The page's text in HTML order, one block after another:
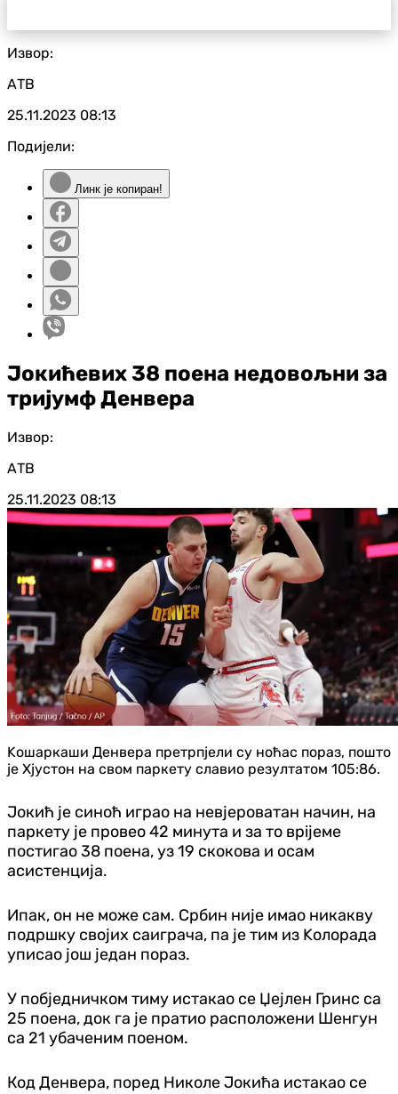
Извор:
АТВ
25.11.2023 08:13
Подијели:
Линк је копиран!
Јокићевих 38 поена недовољни за
тријумф Денвера
Извор:
АТВ
25.11.2023 08:13
Kошаркаши Денвера претрпјели су ноћас пораз, пошто
је Хјустон на свом паркету славио резултатом 105:86.
Јокић је синоћ играо на невjероватан начин, на
паркету је провео 42 минута и за то врijеме
постигао 38 поена, уз 19 скокова и осам
асистенција.
Ипак, он не може сам. Србин није имао никакву
подршку својих саиграча, па је тим из Kолорада
уписао још један пораз.
У побједничком тиму истакао се Џејлен Гринс са
25 поена, док га је пратио расположени Шенгун
са 21 убаченим поеном.
Код Денвера, поред Николе Јокића истакао се